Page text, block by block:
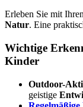
Erleben Sie mit
Natur. Eine
Wichtige
Kinder
Outdoor-
geistige